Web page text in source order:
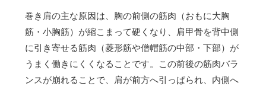
巻き肩の主な原因は、胸の前側の筋肉（おもに大胸
筋・小胸筋）が縮こまって硬くなり、肩甲骨を背中側
に引き寄せる筋肉（菱形筋や僧帽筋の中部・下部）が
うまく働きにくくなることです。この前後の筋肉バラ
ンスが崩れることで、肩が前方へ引っぱられ、内側へ